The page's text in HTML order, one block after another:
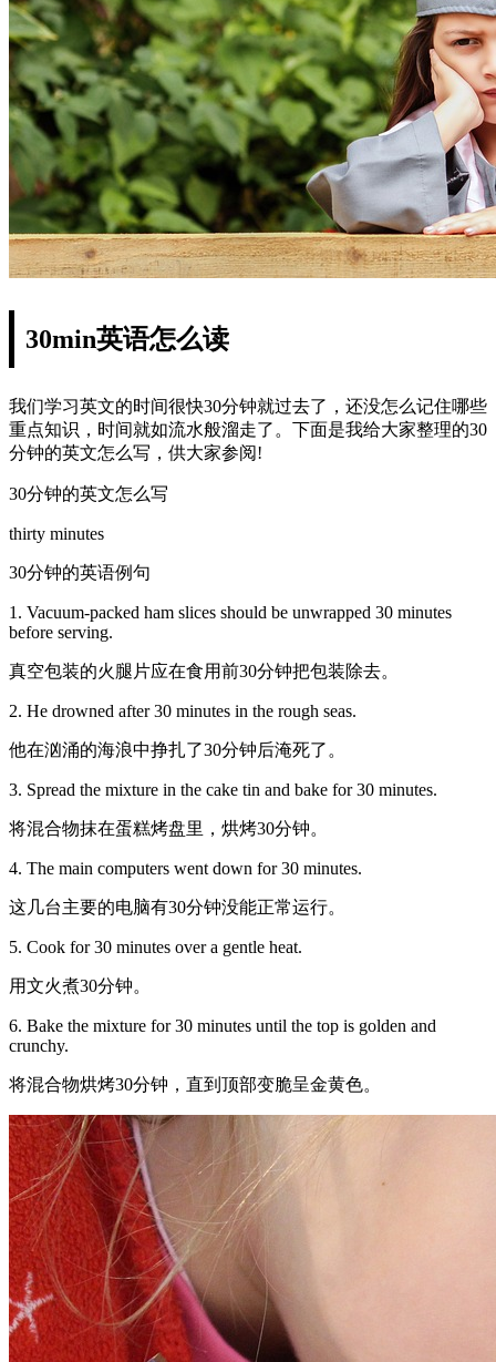
30min英语怎么读
我们学习英文的时间很快30分钟就过去了，还没怎么记住哪些
重点知识，时间就如流水般溜走了。下面是我给大家整理的30
分钟的英文怎么写，供大家参阅!
30分钟的英文怎么写
thirty minutes
30分钟的英语例句
1. Vacuum-packed ham slices should be unwrapped 30 minutes
before serving.
真空包装的火腿片应在食用前30分钟把包装除去。
2. He drowned after 30 minutes in the rough seas.
他在汹涌的海浪中挣扎了30分钟后淹死了。
3. Spread the mixture in the cake tin and bake for 30 minutes.
将混合物抹在蛋糕烤盘里，烘烤30分钟。
4. The main computers went down for 30 minutes.
这几台主要的电脑有30分钟没能正常运行。
5. Cook for 30 minutes over a gentle heat.
用文火煮30分钟。
6. Bake the mixture for 30 minutes until the top is golden and
crunchy.
将混合物烘烤30分钟，直到顶部变脆呈金黄色。